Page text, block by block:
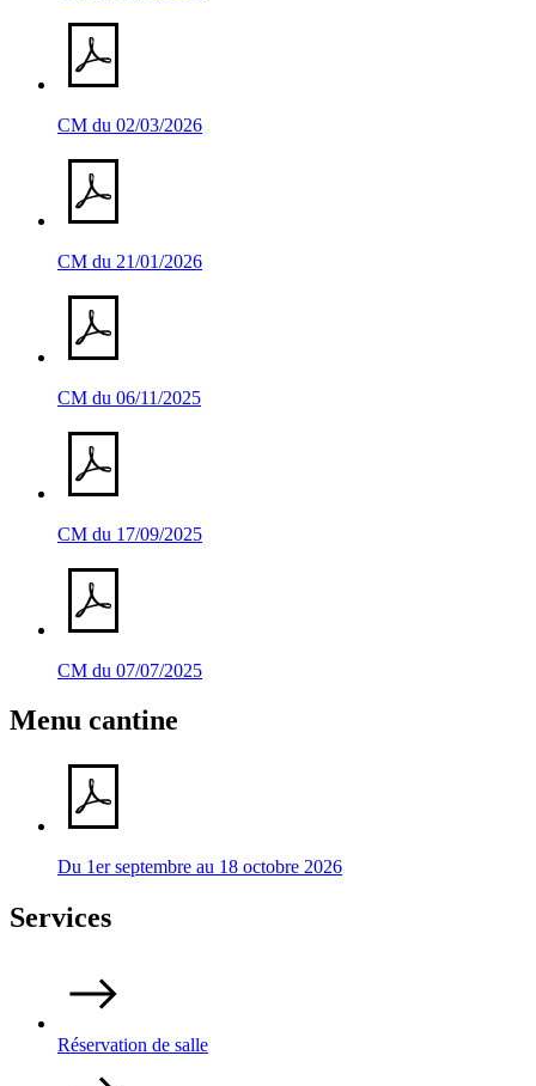
CM du 02/03/2026
CM du 21/01/2026
CM du 06/11/2025
CM du 17/09/2025
CM du 07/07/2025
Menu cantine
Du 1er septembre au 18 octobre 2026
Services
Réservation de salle